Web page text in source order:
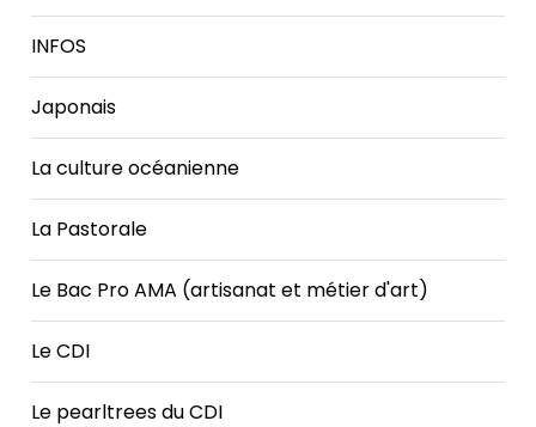
INFOS
Japonais
La culture océanienne
La Pastorale
Le Bac Pro AMA (artisanat et métier d'art)
Le CDI
Le pearltrees du CDI